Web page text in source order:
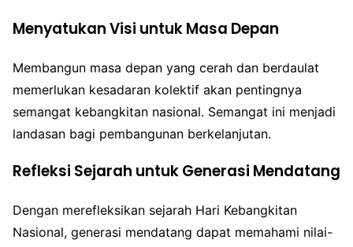
Menyatukan Visi untuk Masa Depan
Membangun masa depan yang cerah dan berdaulat
memerlukan kesadaran kolektif akan pentingnya
semangat kebangkitan nasional. Semangat ini menjadi
landasan bagi pembangunan berkelanjutan.
Refleksi Sejarah untuk Generasi Mendatang
Dengan merefleksikan sejarah Hari Kebangkitan
Nasional, generasi mendatang dapat memahami nilai-